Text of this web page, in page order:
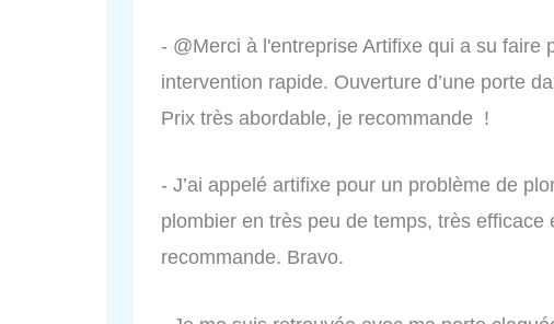
- @Merci à l'entreprise Artifixe qui a su faire
intervention rapide. Ouverture d’une porte
Prix très abordable, je recommande !
- J’ai appelé artifixe pour un problème de
plombier en très peu de temps, très efficace
recommande. Bravo.